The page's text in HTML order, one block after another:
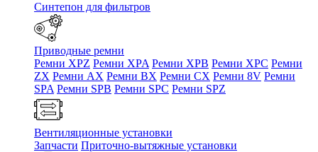
Синтепон для фильтров
Приводные ремни
Ремни XPZ Ремни XPA Ремни XPB Ремни XPC Ремни
ZX Ремни AX Ремни BX Ремни CX Ремни 8V Ремни
SPA Ремни SPB Ремни SPC Ремни SPZ
Вентиляционные установки
Запчасти Приточно-вытяжные установки